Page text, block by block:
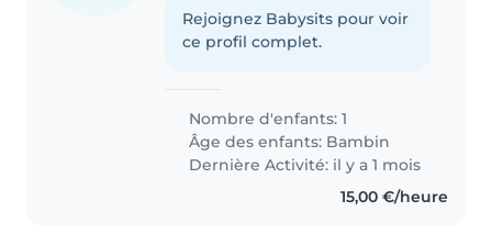
Rejoignez Babysits pour voir
ce profil complet.
Nombre d'enfants: 1
Âge des enfants: Bambin
Dernière Activité: il y a 1 mois
15,00 €/heure